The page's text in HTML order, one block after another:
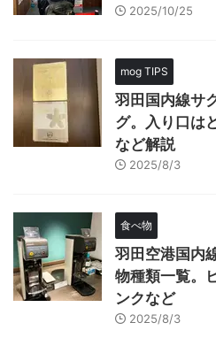
2025/10/25
mog TIPS
羽田国内線サ
グ。入り口は
など解説
2025/8/3
食べ物
羽田空港国内
物種類一覧。
ンクなど
2025/8/3